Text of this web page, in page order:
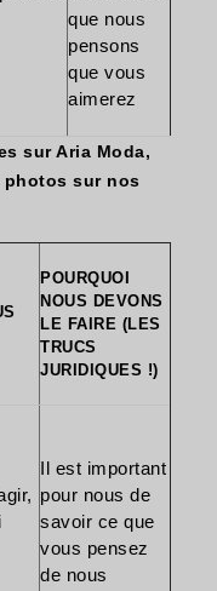
que nous
pensons
que vous
aimerez
sur Aria Moda,
photos sur nos
POURQUOI
NOUS DEVONS
LE FAIRE (LES
TRUCS
JURIDIQUES !)
Il est important
pour nous de
savoir ce que
vous pensez
de nous